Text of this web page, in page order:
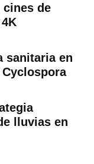
cines de
sanitaria en
lluvias en